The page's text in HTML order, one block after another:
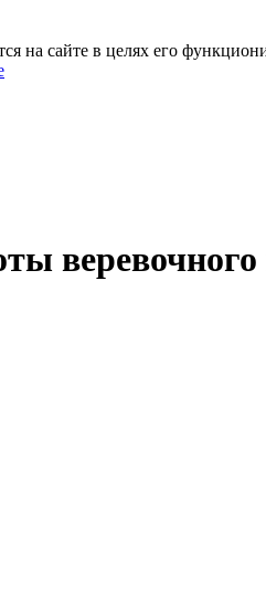
сайте в целях его
веревочного